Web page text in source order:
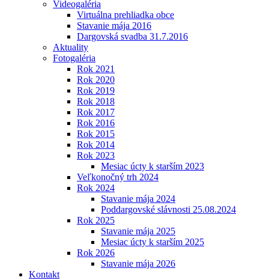
Videogaléria
Virtuálna prehliadka obce
Stavanie mája 2016
Dargovská svadba 31.7.2016
Aktuality
Fotogaléria
Rok 2021
Rok 2020
Rok 2019
Rok 2018
Rok 2017
Rok 2016
Rok 2015
Rok 2014
Rok 2023
Mesiac úcty k starším 2023
Veľkonočný trh 2024
Rok 2024
Stavanie mája 2024
Poddargovské slávnosti 25.08.2024
Rok 2025
Stavanie mája 2025
Mesiac úcty k starším 2025
Rok 2026
Stavanie mája 2026
Kontakt